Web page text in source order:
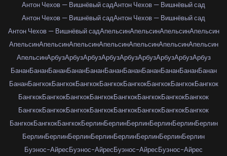
Антон Чехов — Вишнёвый садАнтон Чехов — Вишнёвый сад
Антон Чехов — Вишнёвый садАнтон Чехов — Вишнёвый сад
Антон Чехов — Вишнёвый садАпельсинАпельсинАпельсинАпельсин
АпельсинАпельсинАпельсинАпельсинАпельсинАпельсинАпельсин
АпельсинАрбузАрбузАрбузАрбузАрбузАрбузАрбузАрбузАрбуз
БананБананБананБананБананБананБананБананБананБананБанан
БананБангкокБангкокБангкокБангкокБангкокБангкокБангкокБангкок
БангкокБангкокБангкокБангкокБангкокБангкокБангкокБангкок
БангкокБангкокБангкокБангкокБангкокБангкокБангкокБангкок
БангкокБангкокБангкокБерлинБерлинБерлинБерлинБерлинБерлин
БерлинБерлинБерлинБерлинБерлинБерлинБерлинБерлин
Буэнос-АйресБуэнос-АйресБуэнос-АйресБуэнос-Айрес